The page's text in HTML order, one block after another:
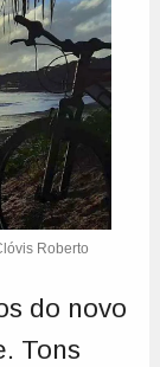
Roberto
do novo
Tons